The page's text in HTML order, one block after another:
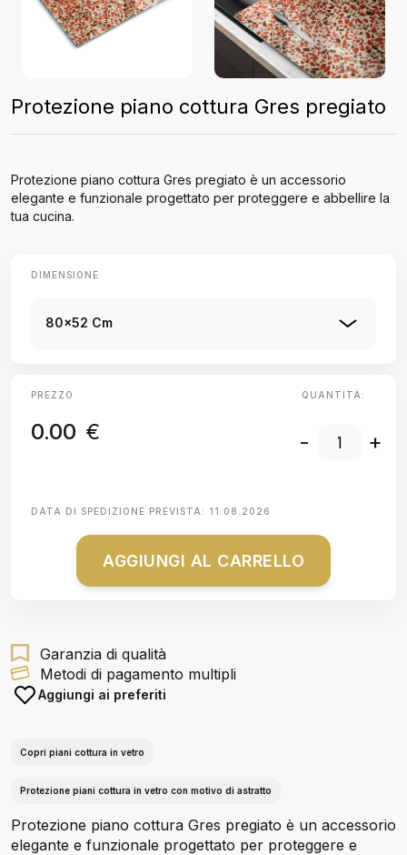
Protezione piano cottura Gres pregiato
Protezione piano cottura Gres pregiato è un accessorio
elegante e funzionale progettato per proteggere e abbellire la
tua cucina.
DIMENSIONE
80x52 Cm
PREZZO
0.00 €
QUANTITÀ:
- +
DATA DI SPEDIZIONE PREVISTA: 11.08.2026
AGGIUNGI AL CARRELLO
Garanzia di qualità
Metodi di pagamento multipli
Aggiungi ai preferiti
Copri piani cottura in vetro
Protezione piani cottura in vetro con motivo di astratto
Protezione piano cottura Gres pregiato è un accessorio
elegante e funzionale progettato per proteggere e